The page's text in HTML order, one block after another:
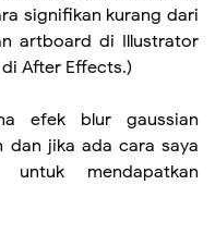
signifikan kurang dari
artboard di Illustrator
After Effects.)
efek blur gaussian
dan jika ada cara saya
mendapatkan